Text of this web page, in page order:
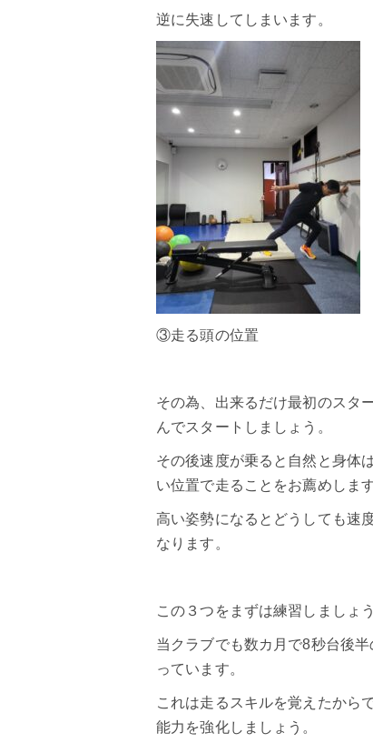
逆に失速してしまいます。
③走る頭の位置
その為、出来るだけ最初のスタ
んでスタートしましょう。
その後速度が乗ると自然と身体
い位置で走ることをお薦めします
高い姿勢になるとどうしても速
なります。
この３つをまずは練習しましょう
当クラブでも数カ月で8秒台後
っています。
これは走るスキルを覚えたから
能力 を強化しましょう。